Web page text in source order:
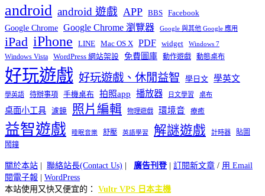
android android 遊戲 APP BBS Facebook
Google Chrome Google Chrome 瀏覽器 Google 與其他 Google 應用
iPad iPhone LINE Mac OS X PDF widget Windows 7
Windows Vista WordPress 網站架設 免費圖庫 動作遊戲 動態桌布
好玩遊戲 好玩遊戲、休閒益智 學日文 學英文
學英語 待辦事項 手機桌布 拍照app 播放器 日文學習 桌布
桌面小工具 濾鏡 照片編輯 物理遊戲 環境音 療癒
益智遊戲 睡眠音樂 舒壓 英語學習 解謎遊戲 計時器
貼圖
鬧鐘
關於本站 聯絡站長(Contact Us) 廣告刊登| 訂閱新文章 / 用 Email
閱電子報
WordPress
本站使用又快又便宜的： Vultr VPS 日本主機